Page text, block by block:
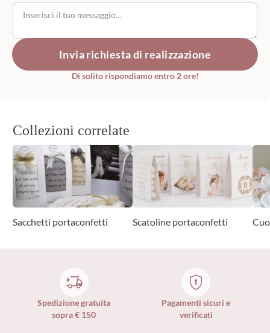
Invia richiesta di realizzazione
Di solito rispondiamo entro 2 ore!
Collezioni correlate
Sacchetti portaconfetti Scatoline portaconfetti
Spedizione gratuita
sopra € 150
Pagamenti sicuri e
verificati